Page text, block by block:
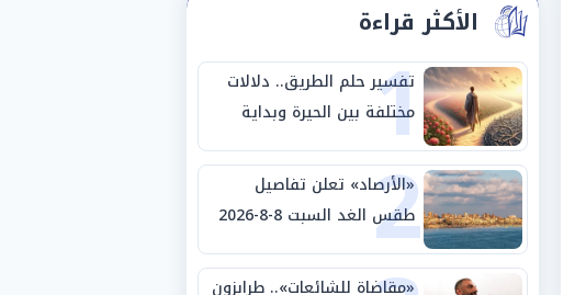
الأكثر قراءة
1
تفسير حلم الطريق.. دلالات
مختلفة بين الحيرة وبداية
مرحلة جديدة
2
«الأرصاد» تعلن تفاصيل
طقس الغد السبت 8-8-2026
والظواهر الجوية
«مقاضاة للشائعات».. طرابزون